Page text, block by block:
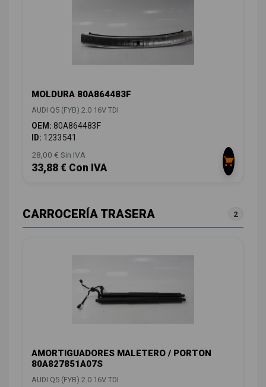
MOLDURA 80A864483F
AUDI Q5 (FYB) 2.0 16V TDI
OEM: 80A864483F
ID: 1233541
28,00 € Sin IVA
33,88 € Con IVA
CARROCERÍA TRASERA 2
AMORTIGUADORES MALETERO / PORTON
80A827851A07S
AUDI Q5 (FYB) 2.0 16V TDI